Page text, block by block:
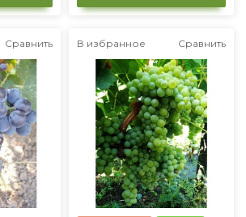
Сравнить В избранное Сравнить